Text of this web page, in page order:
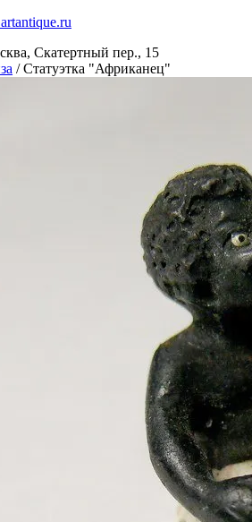
Скатертный пер., 15
/ Статуэтка "Африканец"